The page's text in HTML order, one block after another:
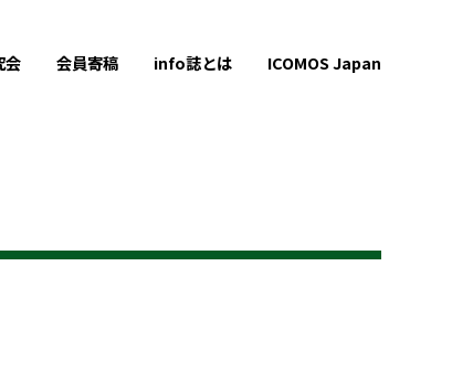
会 会員寄稿 info誌とは ICOMOS Japan